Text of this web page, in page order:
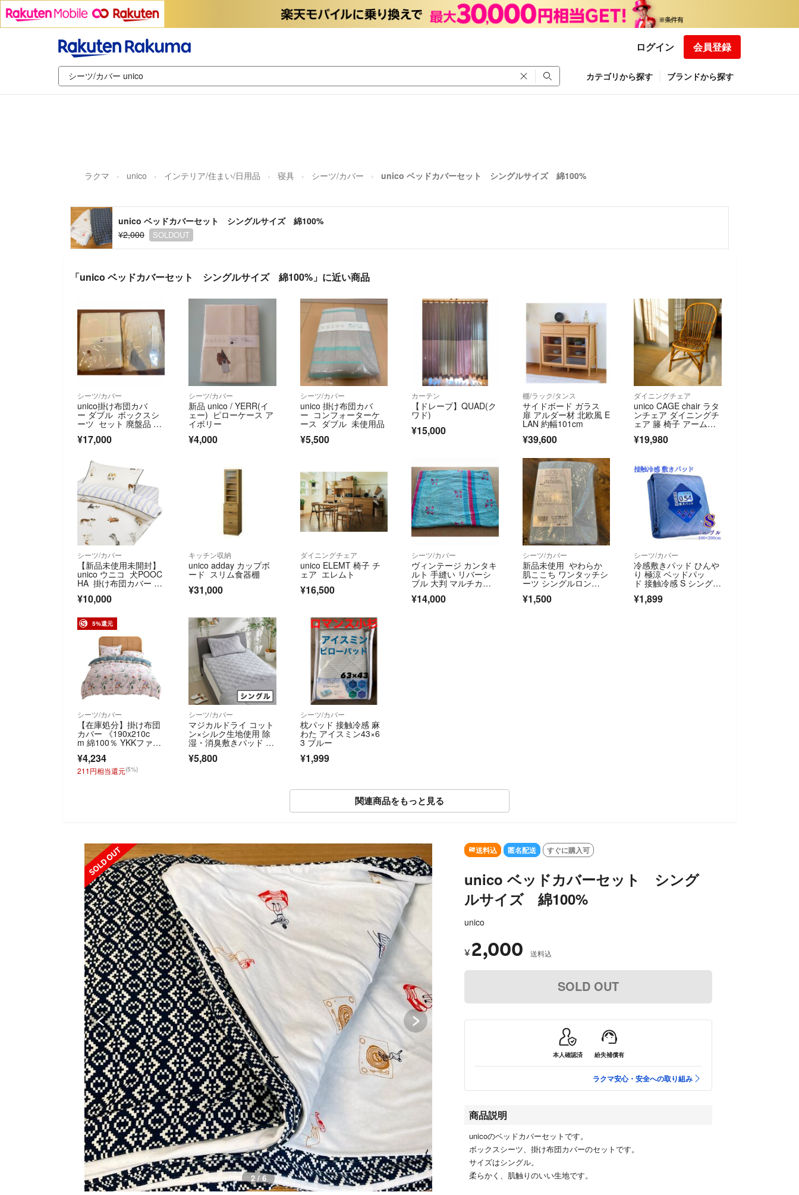
ログイン 会員登録
カテゴリから探す ブランドから探す
ラクマ unico インテリア/住まい/日用品 寝具 シーツ/カバー unico ベッドカバーセット シングルサイズ 綿100%
unico ベッドカバーセット シングルサイズ 綿100%
¥2,000
SOLDOUT
「unico ベッドカバーセット シングルサイズ 綿100%」に近い商品
シーツ/カバー
unico掛け布団カバ
ー ダブル ボックスシ
ーツ セット 廃盤品 YE
¥17,000
シーツ/カバー
新品 unico / YERR(イ
ェー) ピローケース ア
イボリー
¥4,000
シーツ/カバー
unico 掛け布団カバ
ー コンフォーターケ
ース ダブル 未使用品
¥5,500
カーテン
【ドレープ】QUAD(ク
ワド)
¥15,000
棚/ラック/タンス
サイドボード ガラス
扉 アルダー材 北欧風 E
LAN 約幅101cm
¥39,600
ダイニングチェア
unico CAGE chair ラタ
ンチェア ダイニングチ
ェア 籐 椅子 アームチ
ェア ラタン家具 ウニ
コ カージュ #1
¥19,980
シーツ/カバー
【新品未使用未開封】
unico ウニコ 犬POOC
HA 掛け布団カバー シ
¥10,000
キッチン収納
unico adday カップボ
ード スリム食器棚
¥31,000
ダイニングチェア
unico ELEMT 椅子 チ
ェア エレムト
¥16,500
シーツ/カバー
ヴィンテージ カンタキ
ルト 手縫い リバーシ
ブル 大判 マルチカバ
¥14,000
シーツ/カバー
新品未使用 やわらか
肌ここち ワンタッチシ
ーツ シングルロン
ステル100% 新品未使
¥1,500
シーツ/カバー
冷感敷きパッド ひんや
り 極涼 ベッドパッ
ド 接触冷感 S シング
¥1,899
5%還元
シーツ/カバー
【在庫処分】掛け布団
カバー 《190x210c
m 綿100％ YKKファス
¥4,234
211円相当還元(5%)
シーツ/カバー
マジカルドライ コット
ン×シルク生地使用 除
湿・消臭敷きパッド ＜
¥5,800
シーツ/カバー
枕パッド 接触冷感 麻
わた アイスミン43×6
3 ブルー
¥1,999
関連商品をもっと見る
SOLD OUT SOLD OUT
2 / 6
送料込 匿名配送 すぐに購入可
unico ベッドカバーセット シング
ルサイズ 綿100%
unico
¥ 2,000 送料込
SOLD OUT
本人確認済 紛失補償有
ラクマ安心・安全への取り組み
商品説明
unicoのベッドカバーセットです。
ボックスシーツ、掛け布団カバーのセットです。
サイズはシングル。
柔らかく、肌触りのいい生地です。